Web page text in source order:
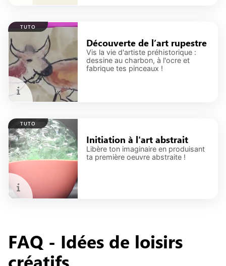
TUTO
Découverte de l’art rupestre
Vis la vie d'artiste préhistorique :
dessine au charbon, à l'ocre et
fabrique tes pinceaux !
TUTO
Initiation à l'art abstrait
Libère ton imaginaire en produisant
ta première oeuvre abstraite !
FAQ - Idées de loisirs
créatifs